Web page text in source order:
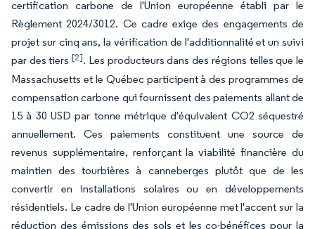
certification carbone de l'Union européenne établi par le
Règlement 2024/3012. Ce cadre exige des engagements de
projet sur cinq ans, la vérification de l'additionnalité et un suivi
par des tiers[2]. Les producteurs dans des régions telles que le
Massachusetts et le Québec participent à des programmes de
compensation carbone qui fournissent des paiements allant de
15 à 30 USD par tonne métrique d'équivalent CO2 séquestré
annuellement. Ces paiements constituent une source de
revenus supplémentaire, renforçant la viabilité financière du
maintien des tourbières à canneberges plutôt que de les
convertir en installations solaires ou en développements
résidentiels. Le cadre de l'Union européenne met l'accent sur la
réduction des émissions des sols et les co-bénéfices pour la